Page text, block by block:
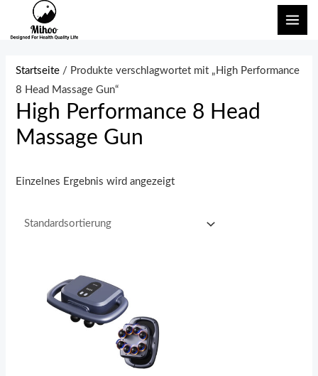
Startseite / Produkte verschlagwortet mit „High Performance
8 Head Massage Gun“
High Performance 8 Head
Massage Gun
Einzelnes Ergebnis wird angezeigt